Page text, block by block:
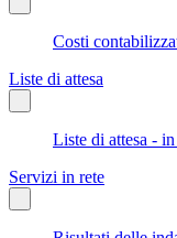
Costi
Liste di attesa
Liste di attesa -
Servizi in rete